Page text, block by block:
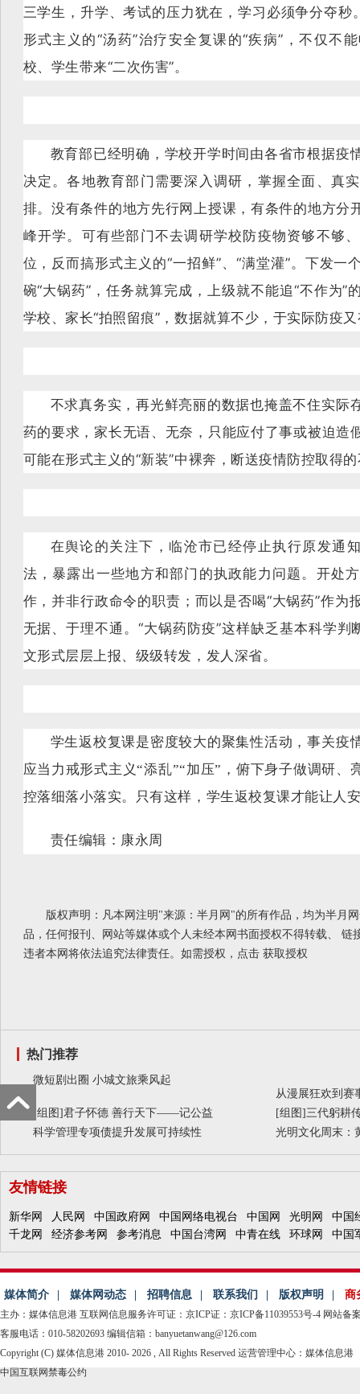
三学生，升学、考试的压力犹在，学习必须争分夺秒
形式主义的“汤药”治疗安全复课的“疾病”，不仅不
校、学生带来“二次伤害”。
教育部已经明确，学校开学时间由各省市根据疫
决定。各地教育部门需要深入调研，掌握全面、真
排。没有条件的地方先行网上授课，有条件的地方分
峰开学。可有些部门不去调研学校防疫物资够不够
位，反而搞形式主义的“一招鲜”、“满堂灌”。下发一
碗“大锅药”，任务就算完成，上级就不能追“不作为”
学校、家长“拍照留痕”，数据就算不少，于实际防疫
不求真务实，再光鲜亮丽的数据也掩盖不住实际
药的要求，家长无语、无奈，只能应付了事或被迫造
可能在形式主义的“新装”中裸奔，断送疫情防控取得
在舆论的关注下，临沧市已经停止执行原发通
法，暴露出一些地方和部门的执政能力问题。开处
作，并非行政命令的职责；而以是否喝“大锅药”作为
无据、于理不通。“大锅药防疫”这样缺乏基本科学判
文形式层层上报、级级转发，发人深省。
学生返校复课是密度较大的聚集性活动，事关疫
应当力戒形式主义“添乱”“加压”，俯下身子做调研、
控落细落小落实。只有这样，学生返校复课才能让人
责任编辑：康永周
版权声明：凡本网注明"来源：半月网"的所有作品，均为半月
品，任何报刊、网站等媒体或个人未经本网书面授权不得转载、 链
违者本网将依法追究法律责任。如需授权，点击 获取授权
热门推荐
微短剧出圈 小城文旅乘风起
从漫展狂欢到赛
[组图]君子怀德 善行天下——记公益 [组图]三代躬耕
科学管理专项债提升发展可持续性
光明文化周末：
友情链接
新华网 人民网 中国政府网 中国网络电视台 中国网 光明网
中国
千龙网
经济参考网 参考消息 中国台湾网 中青在线 环球网 中国
媒体简介 媒体网动态 招聘信息 联系我们 版权声明 商
主办：媒体信息港 互联网信息服务许可证：京ICP证：京ICP备11039553号-4 网站备
客服电话：010-58202693 编辑信箱：banyuetanwang@126.com
Copyright (C) 媒体信息港 2010- 2026 , All Rights Reserved 运营管理中心：媒体信息港
中国互联网禁毒公约